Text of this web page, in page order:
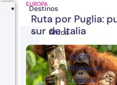
EUROPA
Ruta por Puglia:
sur de Italia
Destinos
África
Egipto
Marruecos
Zanzibar